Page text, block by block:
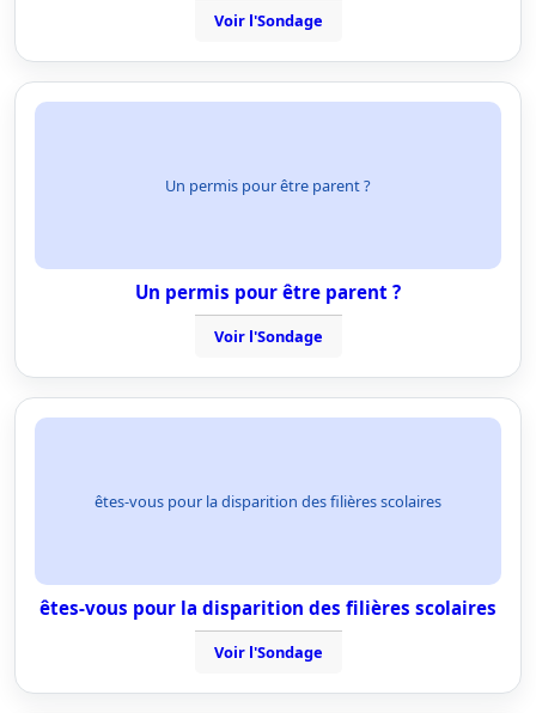
Voir l'Sondage
Un permis pour être parent ?
Un permis pour être parent ?
Voir l'Sondage
êtes-vous pour la disparition des filières scolaires
êtes-vous pour la disparition des filières scolaires
Voir l'Sondage